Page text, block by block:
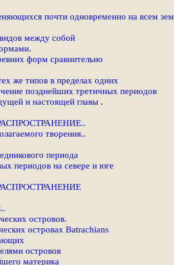
почти одновременно на всем
между собой
форм сравнительно
же типов в пределах одних
позднейших третичных периодов
и настоящей главы .
творения..
периода
периодов на севере и юге
островов.
островах Batrachians
островов
материка